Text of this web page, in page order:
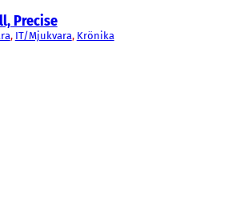
Precise
, IT/Mjukvara, Krönika